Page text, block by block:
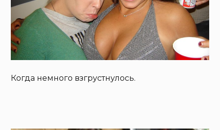
Когда немного взгрустнулось.